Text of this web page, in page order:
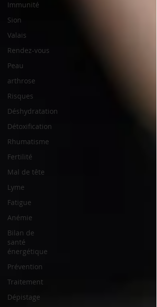
Immunité
Sion
Valais
Rendez-vous
Peau
arthrose
Risques
Déshydratation
Détoxification
Rhumatisme
Fertilité
Mal de tête
Lyme
Fatigue
Anémie
Bilan de
santé
énergétique
Prévention
Traitement
Dépistage